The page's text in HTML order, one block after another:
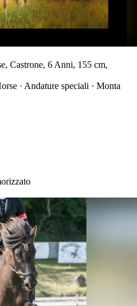
Castrone, 6 Anni, 155 cm,
· Andature speciali · Monta